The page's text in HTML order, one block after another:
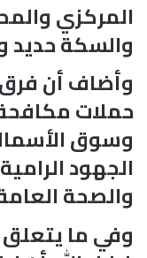
المركزي
والسكة حديد
وأضاف أن
حملات
وسوق
الجهود
والصحة
وفي ما